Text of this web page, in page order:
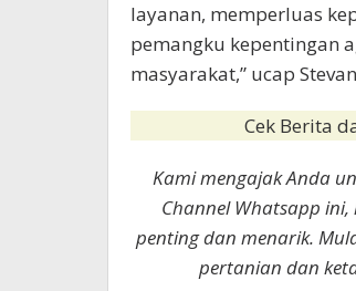
layanan, memperluas
pemangku kepentingan
masyarakat,” ucap
Cek Berita
Kami mengajak Anda
Channel Whatsapp
penting dan menarik.
pertanian dan